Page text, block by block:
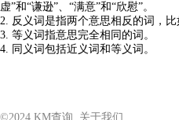
虚”和“谦逊”、“满意”和“欣慰”。
2. 反义词是指两个意思相反的词，比
3. 等义词指意思完全相同的词。
4. 同义词包括近义词和等义词。
©2024 KM查询 关于我们